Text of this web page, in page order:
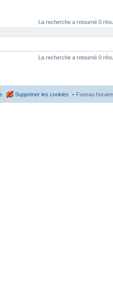
La recherche a retourné 0
La recherche a retourné 0
Fuseau
Supprimer les cookies